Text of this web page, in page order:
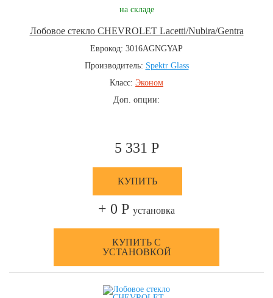
на складе
Лобовое стекло CHEVROLET Lacetti/Nubira/Gentra
Еврокод: 3016AGNGYAP
Производитель: Spektr Glass
Класс: Эконом
Доп. опции:
5 331 Р
КУПИТЬ
+ 0 Р установка
КУПИТЬ С
УСТАНОВКОЙ